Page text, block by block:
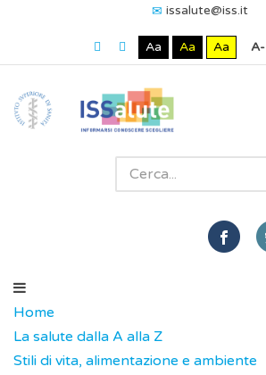
issalute@iss.it
Aa Aa Aa A-
Home
La salute dalla A alla Z
Stili di vita, alimentazione e ambiente